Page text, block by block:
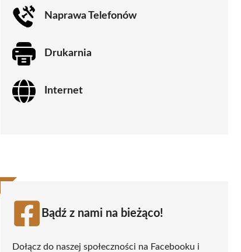
Naprawa Telefonów
Drukarnia
Internet
Bądź z nami na bieżąco!
Dołącz do naszej społeczności na Facebooku i